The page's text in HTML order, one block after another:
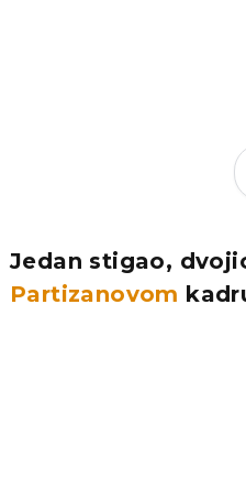
Jedan stigao,
Partizanovom